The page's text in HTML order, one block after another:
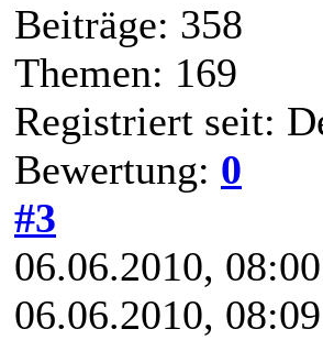
Beiträge: 358
Themen: 169
Registriert seit:
Bewertung: 0
#3
06.06.2010, 08:00
06.06.2010,